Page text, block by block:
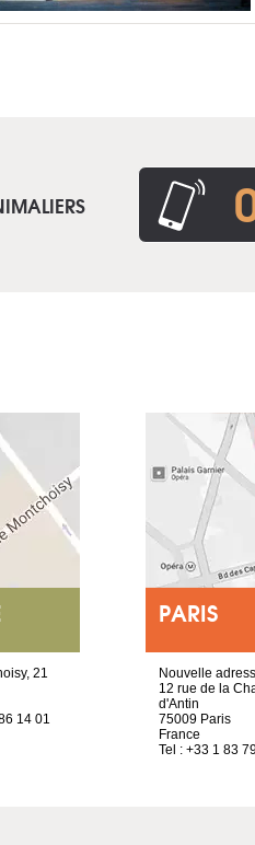
21
14 01
PARIS
Nouvelle
12 rue de la
d'Antin
75009 Paris
France
Tel : +33 1 83